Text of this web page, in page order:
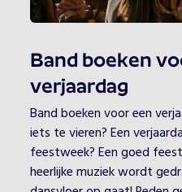
Band boeken
verjaardag
Band boeken voor een
iets te vieren? Een
feestweek? Een goed
heerlijke muziek wordt